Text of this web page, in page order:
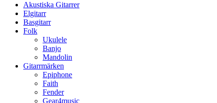
Akustiska Gitarrer
Elgitarr
Basgitarr
Folk
Ukulele
Banjo
Mandolin
Gitarrmärken
Epiphone
Faith
Fender
Gear4music